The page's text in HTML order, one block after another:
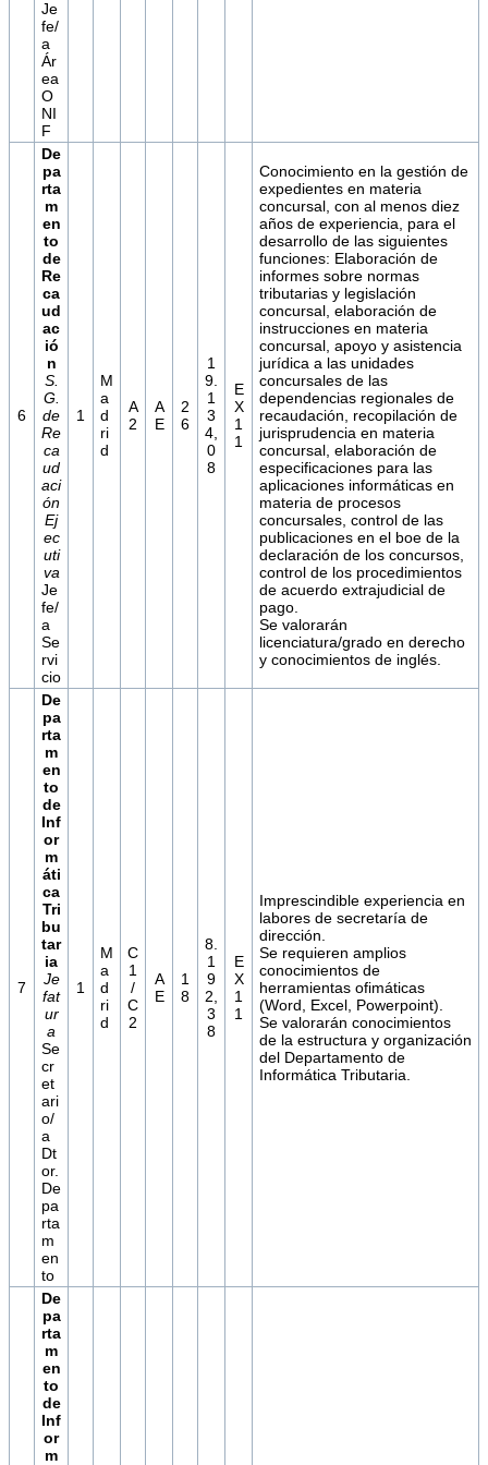
Je
fe/
a
Ár
ea
O
NI
F
6
De
pa
rta
m
en
to
de
Re
ca
ud
ac
ió
n
S.
G.
de
Re
ca
ud
aci
ón
Ej
ec
uti
va
Je
fe/
a
Se
rvi
cio
1
M
a
d
ri
d
A
2
A
E
2
6
1
9.
1
3
4,
0
8
E
X
1
1
Conocimiento en la gestión de
expedientes en materia
concursal, con al menos diez
años de experiencia, para el
desarrollo de las siguientes
funciones: Elaboración de
informes sobre normas
tributarias y legislación
concursal, elaboración de
instrucciones en materia
concursal, apoyo y asistencia
jurídica a las unidades
concursales de las
dependencias regionales de
recaudación, recopilación de
jurisprudencia en materia
concursal, elaboración de
especificaciones para las
aplicaciones informáticas en
materia de procesos
concursales, control de las
publicaciones en el boe de la
declaración de los concursos,
control de los procedimientos
de acuerdo extrajudicial de
pago.
Se valorarán
licenciatura/grado en derecho
y conocimientos de inglés.
7
De
pa
rta
m
en
to
de
Inf
or
m
áti
ca
Tri
bu
tar
ia
Je
fat
ur
a
Se
cr
et
ari
o/
a
Dt
or.
De
pa
rta
m
en
to
1
M
a
d
ri
d
C
1
/
C
2
A
E
1
8
8.
1
9
2,
3
8
E
X
1
1
Imprescindible experiencia en
labores de secretaría de
dirección.
Se requieren amplios
conocimientos de
herramientas ofimáticas
(Word, Excel, Powerpoint).
Se valorarán conocimientos
de la estructura y organización
del Departamento de
Informática Tributaria.
De
pa
rta
m
en
to
de
Inf
or
m